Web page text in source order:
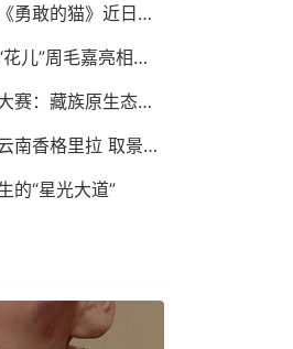
诺布朗杰参与填词儿歌《勇敢的猫》近日发布
藏语主持人卓玛及藏族“花儿”周毛嘉亮相青海卫视开播晚会
青海第七届扎木念弹唱大赛：藏族原生态音乐的盛宴
《极限挑战》剧组走进云南香格里拉 取景拍摄
的“星光大道”